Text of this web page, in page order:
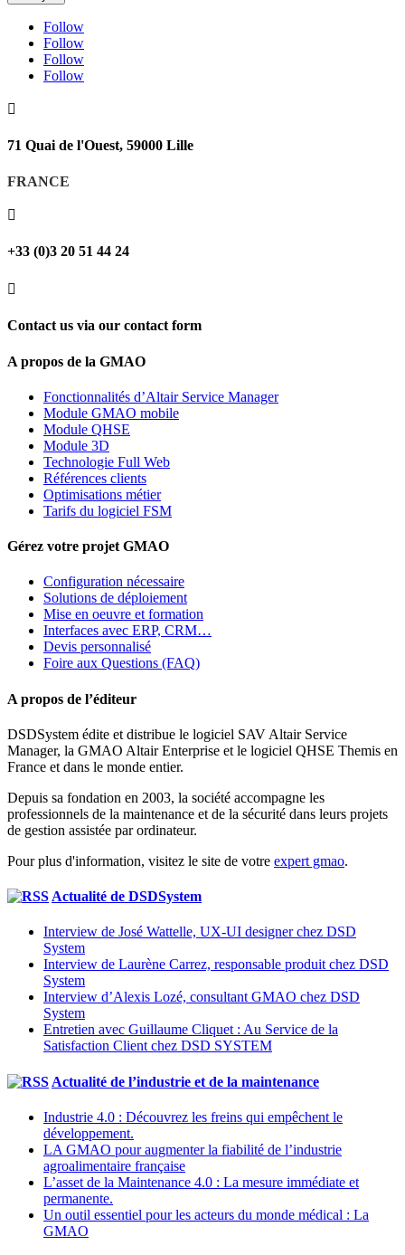
Follow
Follow
Follow
Follow

71 Quai de l'Ouest, 59000 Lille
FRANCE

+33 (0)3 20 51 44 24

Contact us via our contact form
A propos de la GMAO
Fonctionnalités d’Altair Service Manager
Module GMAO mobile
Module QHSE
Module 3D
Technologie Full Web
Références clients
Optimisations métier
Tarifs du logiciel FSM
Gérez votre projet GMAO
Configuration nécessaire
Solutions de déploiement
Mise en oeuvre et formation
Interfaces avec ERP, CRM…
Devis personnalisé
Foire aux Questions (FAQ)
A propos de l’éditeur
DSDSystem édite et distribue le logiciel SAV Altair Service
Manager, la GMAO Altair Enterprise et le logiciel QHSE Themis en
France et dans le monde entier.
Depuis sa fondation en 2003, la société accompagne les
professionnels de la maintenance et de la sécurité dans leurs projets
de gestion assistée par ordinateur.
Pour plus d'information, visitez le site de votre expert gmao.
Actualité de DSDSystem
Interview de José Wattelle, UX-UI designer chez DSD
System
Interview de Laurène Carrez, responsable produit chez DSD
System
Interview d’Alexis Lozé, consultant GMAO chez DSD
System
Entretien avec Guillaume Cliquet : Au Service de la
Satisfaction Client chez DSD SYSTEM
Actualité de l’industrie et de la maintenance
Industrie 4.0 : Découvrez les freins qui empêchent le
développement.
LA GMAO pour augmenter la fiabilité de l’industrie
agroalimentaire française
L’asset de la Maintenance 4.0 : La mesure immédiate et
permanente.
Un outil essentiel pour les acteurs du monde médical : La
GMAO